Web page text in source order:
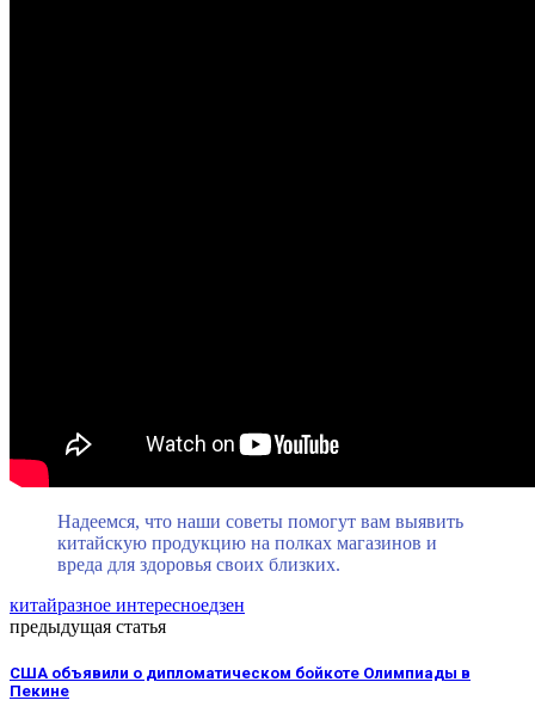
Надеемся, что наши советы помогут вам выявить
китайскую продукцию на полках магазинов и
вреда для здоровья своих близких.
китайразное интересноедзен
предыдущая статья
США объявили о дипломатическом бойкоте Олимпиады в
Пекине